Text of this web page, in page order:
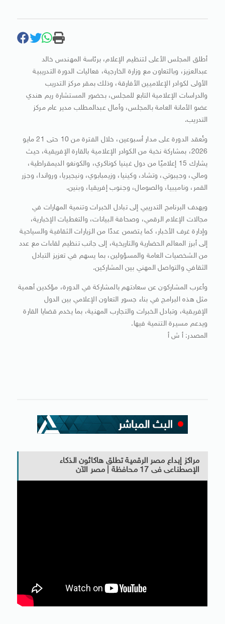
أطلق المجلس الأعلى لتنظيم الإعلام، برئاسة المهندس خالد
عبدالعزيز، وبالتعاون مع وزارة الخارجية، فعاليات الدورة التدريبية
الأولى لكوادر الإعلاميين الأفارقة، وذلك بمقر مركز التدريب
والدراسات الإعلامية التابع للمجلس، بحضور المستشارة ريم هندي
عضو الأمانة العامة بالمجلس، وأمال عبدالمطلب مدير عام مركز
التدريب.
وتُعقد الدورة على مدار أسبوعين، خلال الفترة من 10 حتى 21 مايو
2026، بمشاركة نخبة من الكوادر الإعلامية بالقارة الإفريقية، حيث
يشارك 15 إعلاميًا من دول غينيا كوناكري، والكونغو الديمقراطية،
ومالي، وجيبوتي، وتشاد، وكينيا، وزيمبابوي، ونيجيريا، ورواندا، وجزر
القمر، وناميبيا، والصومال، وجنوب إفريقيا، وبنين.
ويهدف البرنامج التدريبي إلى تبادل الخبرات وتنمية المهارات في
مجالات الإعلام الرقمي، وصحافة البيانات، والتغطيات الإخبارية،
وإدارة غرف الأخبار، كما يتضمن عددًا من الزيارات الثقافية والسياحية
إلى أبرز المعالم الحضارية والتاريخية، إلى جانب تنظيم لقاءات مع عدد
من الشخصيات العامة والمسؤولين، بما يسهم في تعزيز التبادل
الثقافي والتواصل المهني بين المشاركين.
وأعرب المشاركون عن سعادتهم بالمشاركة في الدورة، مؤكدين أهمية
مثل هذه البرامج في بناء جسور التعاون الإعلامي بين الدول
الإفريقية، وتبادل الخبرات والتجارب المهنية، بما يخدم قضايا القارة
ويدعم مسيرة التنمية فيها.
المصدر: أ ش أ
مراكز إبداع مصر الرقمية تطلق هاكاثون الذكاء
الإصطناعى فى 17 محافظة | مصر الآن